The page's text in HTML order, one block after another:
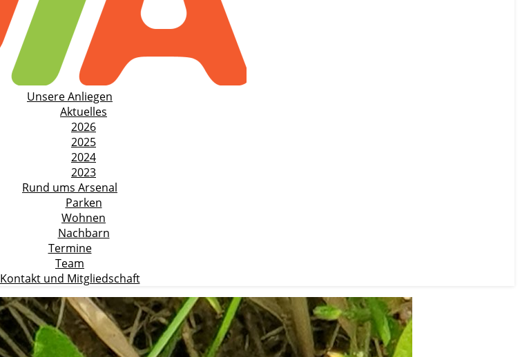
Unsere Anliegen
Aktuelles
2026
2025
2024
2023
Rund ums Arsenal
Parken
Wohnen
Nachbarn
Termine
Team
Kontakt und Mitgliedschaft